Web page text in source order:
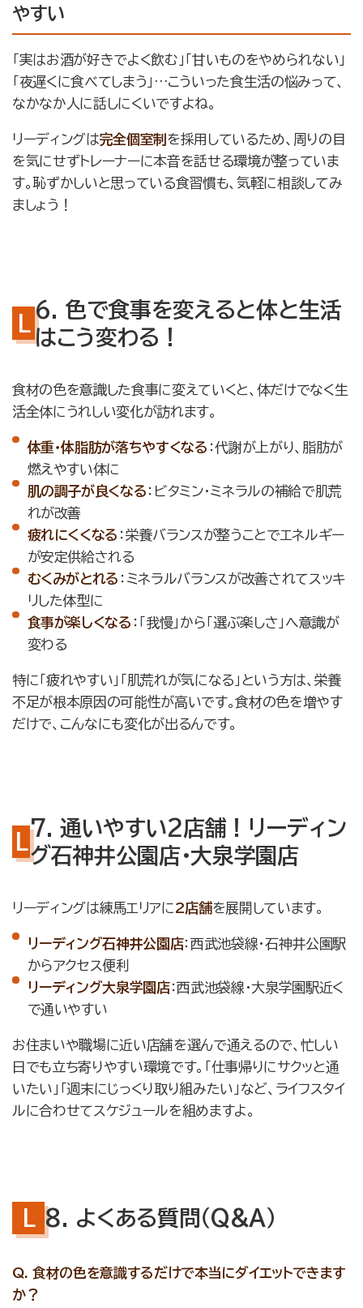
やすい
「実はお酒が好きでよく飲む」「甘いものをやめられない」
「夜遅くに食べてしまう」…こういった食生活の悩みって、
なかなか人に話しにくいですよね。
リーディングは完全個室制 を採用しているため、周りの目
を気にせずトレーナーに本音を話せる環境が整っていま
す。恥ずかしいと思っている食習慣も、気軽に相談してみ
ましょう！
6. 色で食事を変えると体と生活
はこう変わる！
食材の色を意識した食事に変えていくと、体だけでなく生
活全体にうれしい変化が訪れます。
体重・体脂肪が落ちやすくなる ：代謝が上がり、脂肪が
燃えやすい体に
肌の調子が良くなる ：ビタミン・ミネラルの補給で肌荒
れが改善
疲れにくくなる ：栄養バランスが整うことでエネルギー
が安定供給される
むくみがとれる ：ミネラルバランスが改善されてスッキ
リした体型に
食事が楽しくなる ：「我慢」から「選ぶ楽しさ」へ意識が
変わる
特に「疲れやすい」「肌荒れが気になる」という方は、栄養
不足が根本原因の可能性が高いです。食材の色を増やす
だけで、こんなにも変化が出るんです。
7. 通いやすい2店舗！リーディン
グ石神井公園店・大泉学園店
リーディングは練馬エリアに2店舗を展開しています。
リーディング石神井公園店：西武池袋線・石神井公園駅
からアクセス便利
リーディング大泉学園店：西武池袋線・大泉学園駅近く
で通いやすい
お住まいや職場に近い店舗を選んで通えるので、忙しい
日でも立ち寄りやすい環境です。「仕事帰りにサクッと通
いたい」「週末にじっくり取り組みたい」など、ライフスタイ
ルに合わせてスケジュールを組めますよ。
8. よくある質問（Q&A）
Q. 食材の色を意識するだけで本当にダイエットできます
か？